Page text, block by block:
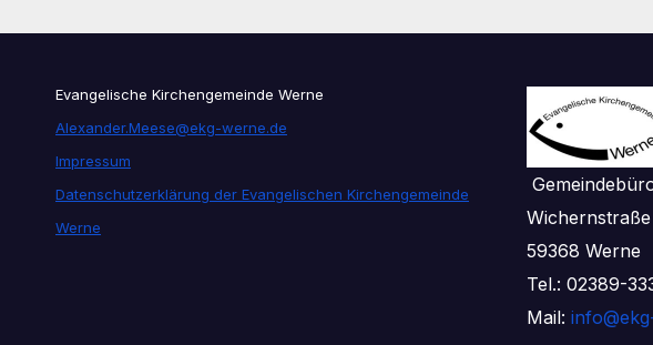
Evangelische Kirchengemeinde Werne
Alexander.Meese@ekg-werne.de
Impressum
Datenschutzerklärung der Evangelischen Kirchengemeinde
Werne
59368 Werne
Tel.: 02389-
Mail: